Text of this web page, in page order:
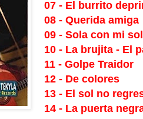
07 - El burrito
08 - Querida amiga
09 - Sola con mi
10 - La brujita - El
11 - Golpe Traidor
12 - De colores
13 - El sol no
14 - La puerta